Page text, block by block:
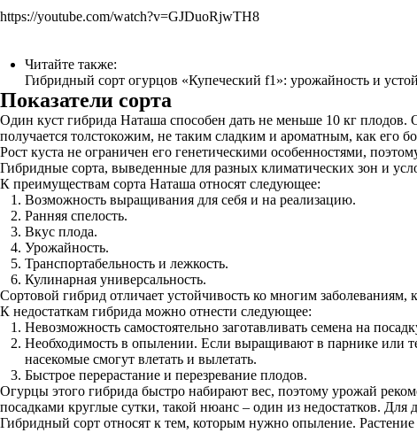
https://youtube.com/watch?v=GJDuoRjwTH8
Читайте также:
Гибридный сорт огурцов «Купеческий f1»: урожайность и
Показатели сорта
Один куст гибрида Наташа способен дать не меньше 10 кг
получается толстокожим, не таким сладким и ароматным, как его
Рост куста не ограничен его генетическими особенностями,
Гибридные сорта, выведенные для разных климатических зон и
К преимуществам сорта Наташа относят следующее:
Возможность выращивания для себя и на реализацию.
Ранняя спелость.
Вкус плода.
Урожайность.
Транспортабельность и лежкость.
Кулинарная универсальность.
Сортовой гибрид отличает устойчивость ко многим
К недостаткам гибрида можно отнести следующее:
Невозможность самостоятельно заготавливать семена на
Необходимость в опылении. Если выращивают в парнике или
насекомые смогут влетать и вылетать.
Быстрое перерастание и перезревание плодов.
Огурцы этого гибрида быстро набирают вес, поэтому урожай
посадками круглые сутки, такой нюанс – один из недостатков.
Гибридный сорт относят к тем, которым нужно опыление.